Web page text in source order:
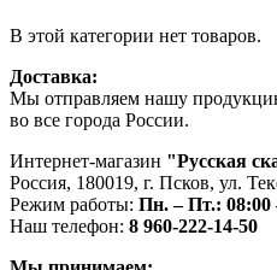
В этой категории нет товаров.
Доставка:
Мы отправляем нашу
во все города России.
Интернет-магазин "Русская
Россия, 180019, г. Псков, ул.
Режим работы: Пн. – Пт.: 08:00
Наш телефон: 8 960-222-14-50